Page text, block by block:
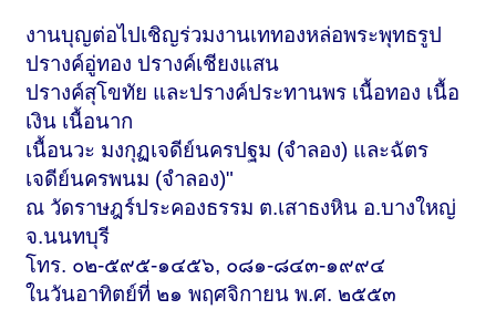
งานบุญต่อไปเชิญร่วมงานเททองหล่อพระพุทธรูป
ปรางค์อู่ทอง ปรางค์เชียงแสน
ปรางค์สุโขทัย และปรางค์ประทานพร เนื้อทอง เนื้อ
เงิน เนื้อนาก
เนื้อนวะ มงกุฏเจดีย์นครปฐม (จำลอง) และฉัตร
เจดีย์นครพนม (จำลอง)"
ณ วัดราษฎร์ประคองธรรม ต.เสาธงหิน อ.บางใหญ่
จ.นนทบุรี
โทร. ๐๒-๕๙๕-๑๔๕๖, ๐๘๑-๘๔๓-๑๙๙๔
ในวันอาทิตย์ที่ ๒๑ พฤศจิกายน พ.ศ. ๒๕๕๓